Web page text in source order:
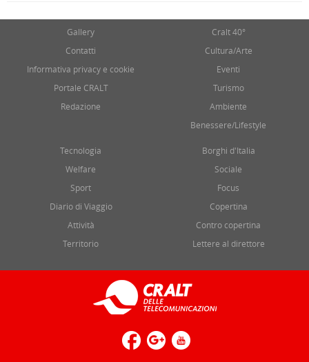
Gallery
Contatti
Informativa privacy e cookie
Portale CRALT
Redazione
Cralt 40°
Cultura/Arte
Eventi
Turismo
Ambiente
Benessere/Lifestyle
Tecnologia
Welfare
Sport
Diario di Viaggio
Attività
Territorio
Borghi d'Italia
Sociale
Focus
Copertina
Contro copertina
Lettere al direttore